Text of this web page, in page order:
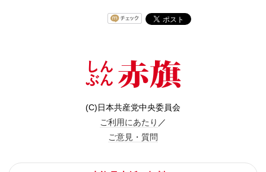
(C)日本共産党中央委員会
ご利用にあたり ／
ご意見・質問